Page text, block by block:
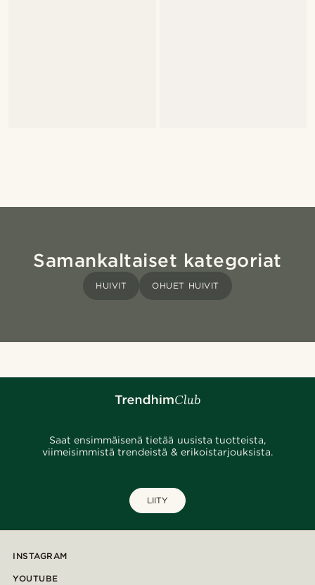
Samankaltaiset kategoriat
HUIVIT OHUET HUIVIT
Saat ensimmäisenä tietää uusista tuotteista,
viimeisimmistä trendeistä & erikoistarjouksista.
LIITY
INSTAGRAM
YOUTUBE